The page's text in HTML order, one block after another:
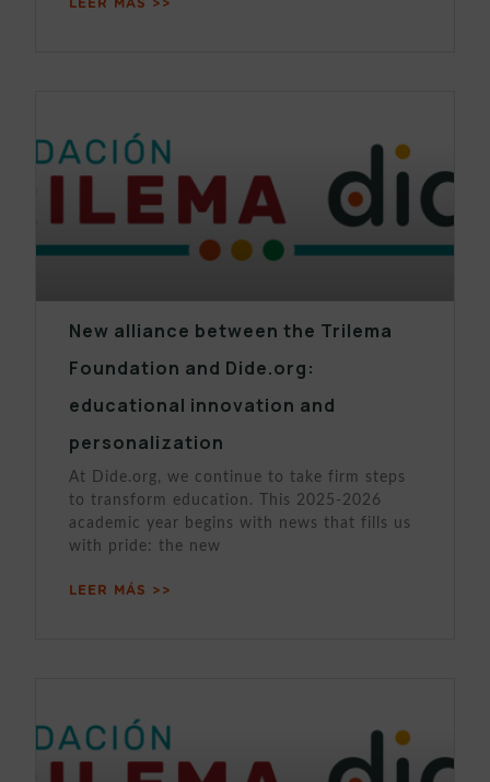
LEER MÁS >>
New alliance between the Trilema
Foundation and Dide.org:
educational innovation and
personalization
At Dide.org, we continue to take firm steps
to transform education. This 2025-2026
academic year begins with news that fills us
with pride: the new
LEER MÁS >>